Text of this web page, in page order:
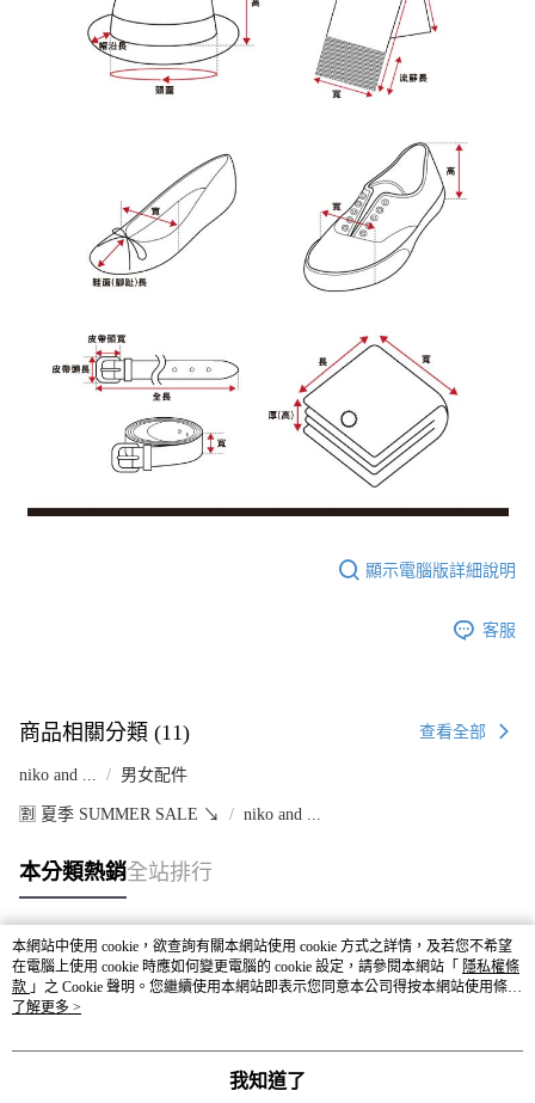
顯示電腦版詳細說明
客服
商品相關分類 (11) 查看全部
niko and ... 男女配件
🈹 夏季 SUMMER SALE ↘️ niko and ...
本分類熱銷全站排行
熱門標籤
本網站中使用 cookie，欲查詢有關本網站使用 cookie 方式之詳情，及若您不希望
在電腦上使用 cookie 時應如何變更電腦的 cookie 設定，請參閱本網站「 隱私權條
款 」之 Cookie 聲明。您繼續使用本網站即表示您同意本公司得按本網站使用條款
之 Cookie 聲明使用 cookie。
了解更多 >
我知道了